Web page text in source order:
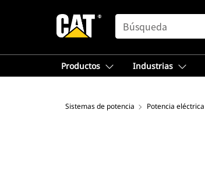
SEARCH
Productos Industrias
Sistemas de potencia Potencia eléctrica